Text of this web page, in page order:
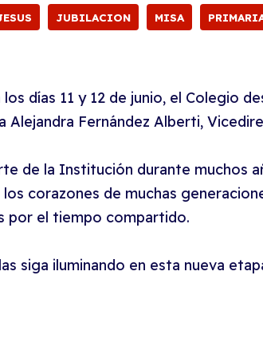
JUBILACION MISA
días 11 y 12 de junio, el Colegio
Alejandra Fernández Alberti,
de la Institución durante muchos
los corazones de muchas
por el tiempo compartido.
siga iluminando en esta nueva